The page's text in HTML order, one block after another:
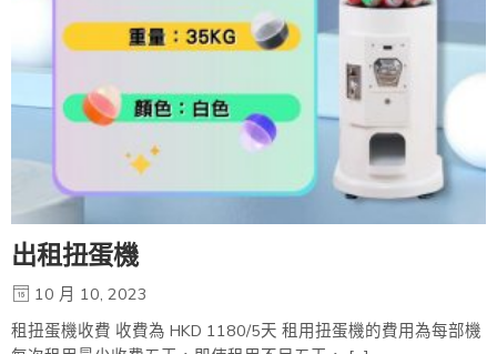
出租扭蛋機
10 月 10, 2023
租扭蛋機收費 收費為 HKD 1180/5天 租用扭蛋機的費用為每部機